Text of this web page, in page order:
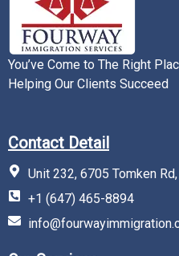
You’ve Come to The Right
Helping Our Clients Succeed
Contact Detail
Unit 232, 6705 Tomken
+1 (647) 465-8894